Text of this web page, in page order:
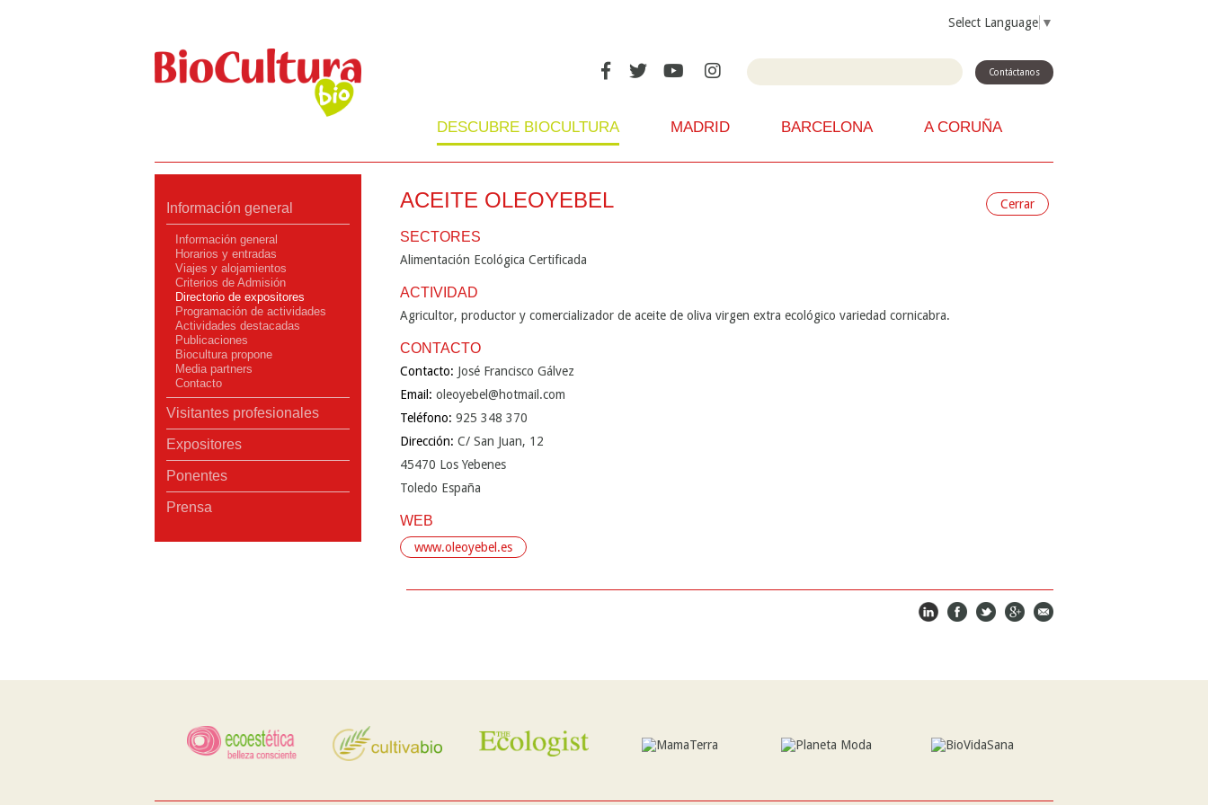
Select Language ▼
Contáctanos
DESCUBRE BIOCULTURA MADRID BARCELONA A CORUÑA
Información general
Información general
Horarios y entradas
Viajes y alojamientos
Criterios de Admisión
Directorio de expositores
Programación de actividades
Actividades destacadas
Publicaciones
Biocultura propone
Media partners
Contacto
Visitantes profesionales
Expositores
Ponentes
Prensa
Cerrar
ACEITE OLEOYEBEL
SECTORES
Alimentación Ecológica Certificada
ACTIVIDAD
Agricultor, productor y comercializador de aceite de oliva virgen extra ecológico variedad cornicabra.
CONTACTO
Contacto: José Francisco Gálvez
Email: oleoyebel@hotmail.com
Teléfono: 925 348 370
Dirección: C/ San Juan, 12
45470 Los Yebenes
Toledo España
WEB
www.oleoyebel.es